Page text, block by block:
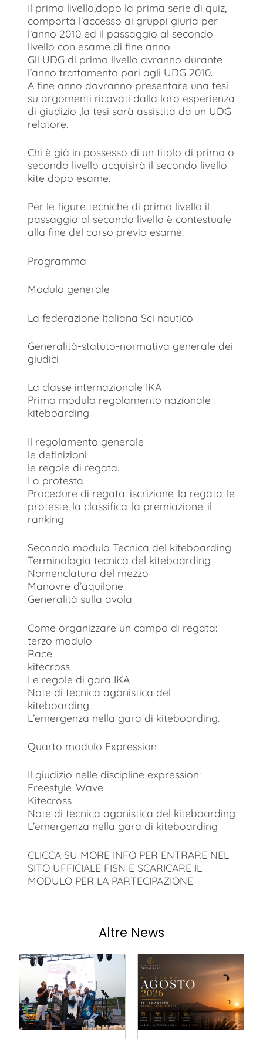
Il primo livello,dopo la prima serie di quiz,
comporta l’accesso ai gruppi giuria per
l’anno 2010 ed il passaggio al secondo
livello con esame di fine anno.
Gli UDG di primo livello avranno durante
l’anno trattamento pari agli UDG 2010.
A fine anno dovranno presentare una tesi
su argomenti ricavati dalla loro esperienza
di giudizio ,la tesi sarà assistita da un UDG
relatore.
Chi è già in possesso di un titolo di primo o
secondo livello acquisirà il secondo livello
kite dopo esame.
Per le figure tecniche di primo livello il
passaggio al secondo livello è contestuale
alla fine del corso previo esame.
Programma
Modulo generale
La federazione Italiana Sci nautico
Generalità-statuto-normativa generale dei
giudici
La classe internazionale IKA
Primo modulo regolamento nazionale
kiteboarding
Il regolamento generale
le definizioni
le regole di regata.
La protesta
Procedure di regata: iscrizione-la regata-le
proteste-la classifica-la premiazione-il
ranking
Secondo modulo Tecnica del kiteboarding
Terminologia tecnica del kiteboarding
Nomenclatura del mezzo
Manovre d’aquilone
Generalità sulla avola
Come organizzare un campo di regata:
terzo modulo
Race
kitecross
Le regole di gara IKA
Note di tecnica agonistica del
kiteboarding.
L’emergenza nella gara di kiteboarding.
Quarto modulo Expression
Il giudizio nelle discipline expression:
Freestyle-Wave
Kitecross
Note di tecnica agonistica del kiteboarding
L’emergenza nella gara di kiteboarding
CLICCA SU MORE INFO PER ENTRARE NEL
SITO UFFICIALE FISN E SCARICARE IL
MODULO PER LA PARTECIPAZIONE
Altre News